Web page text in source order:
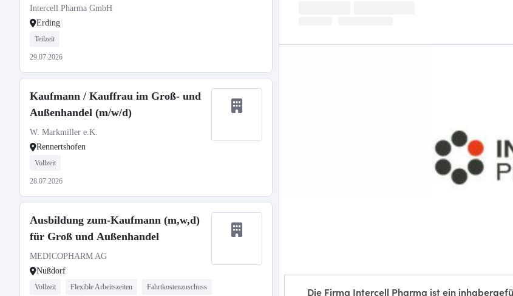
Intercell Pharma GmbH
Erding
Teilzeit
29.07.2026
Kaufmann / Kauffrau im Groß- und
Außenhandel (m/w/d)
W. Markmiller e.K.
Rennertshofen
Vollzeit
28.07.2026
Ausbildung zum-Kaufmann (m,w,d)
für Groß und Außenhandel
MEDICOPHARM AG
Nußdorf
Vollzeit Flexible Arbeitszeiten Fahrtkostenzuschuss